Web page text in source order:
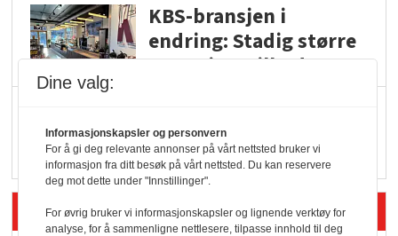
KBS-bransjen i
endring: Stadig større
serveringstilbud
i dagligvare
Siste artikler - Butikk i praksis
Dine valg:
Informasjonskapsler og personvern
For å gi deg relevante annonser på vårt nettsted bruker vi
informasjon fra ditt besøk på vårt nettsted. Du kan reservere
deg mot dette under "Innstillinger".
For øvrig bruker vi informasjonskapsler og lignende verktøy for
analyse, for å sammenligne nettlesere, tilpasse innhold til deg